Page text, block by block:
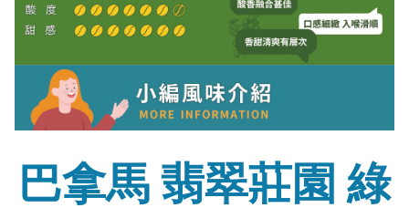
巴拿馬 翡翠莊園 綠